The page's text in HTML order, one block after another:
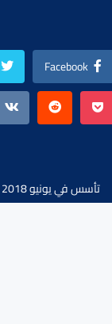
Facebook